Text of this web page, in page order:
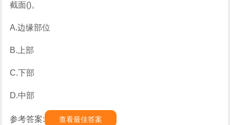
截面()。
A.边缘部位
B.上部
C.下部
D.中部
参考答案: 查看最佳答案